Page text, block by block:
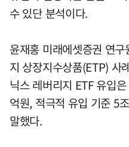
수 있단 분석이다.
윤재홍 미래에셋증권 연
지 상장지수상품(ETP) 사
닉스 레버리지 ETF 유입
억원, 적극적 유입 기준 5
말했다.